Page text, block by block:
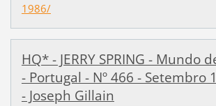
1986/
HQ* - JERRY SPRING - Mundo
- Portugal - Nº 466 - Setembro
- Joseph Gillain